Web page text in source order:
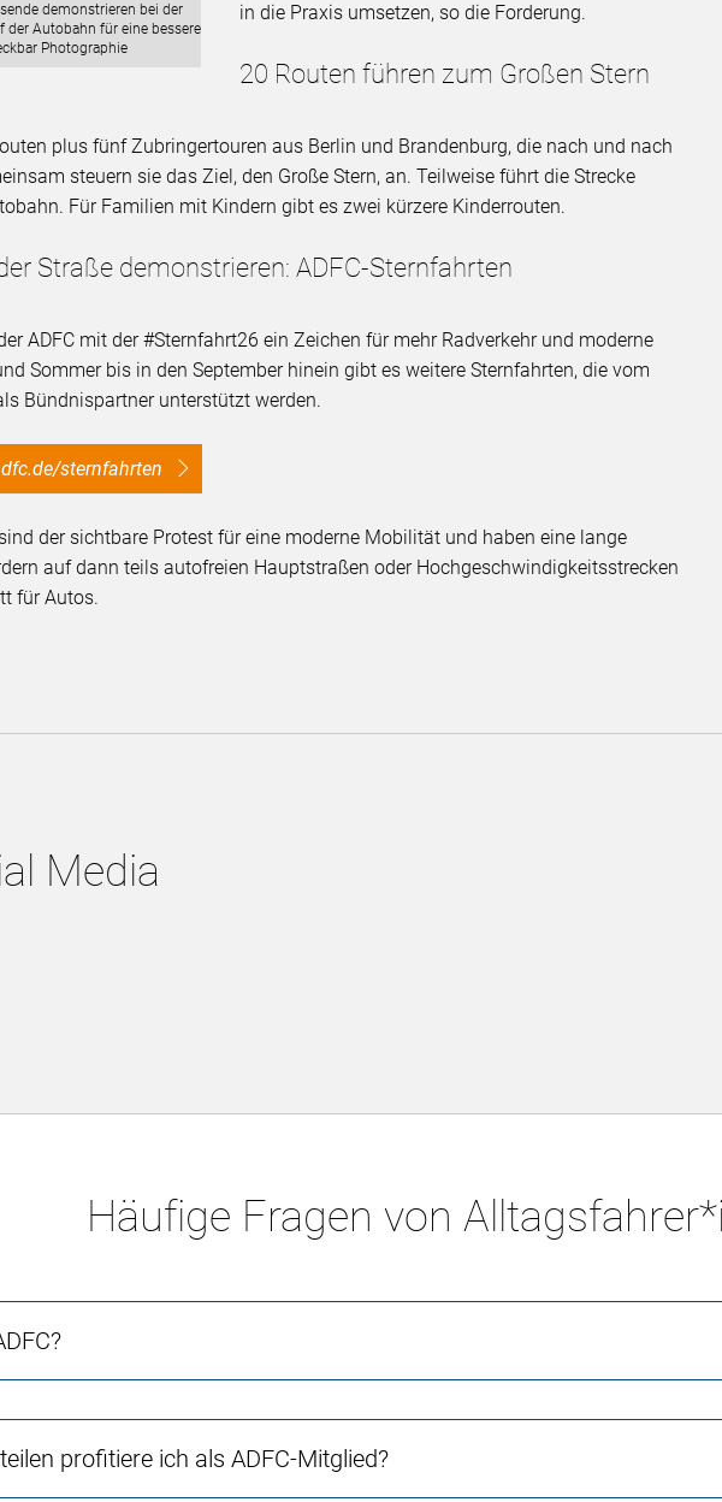
demonstrieren bei der
der Autobahn für eine bessere
Photographie
in die Praxis umsetzen, so die Forderung.
20 Routen führen zum Großen Stern
plus fünf Zubringertouren aus Berlin und Brandenburg, die nach und nach
steuern sie das Ziel, den Große Stern, an. Teilweise führt die Strecke
Für Familien mit Kindern gibt es zwei kürzere Kinderrouten.
Straße demonstrieren: ADFC-Sternfahrten
ADFC mit der #Sternfahrt26 ein Zeichen für mehr Radverkehr und moderne
Sommer bis in den September hinein gibt es weitere Sternfahrten, die vom
Bündnispartner unterstützt werden.
sternfahrten
der sichtbare Protest für eine moderne Mobilität und haben eine lange
auf dann teils autofreien Hauptstraßen oder Hochgeschwindigkeitsstrecken
für Autos.
Media
Häufige Fragen von
profitiere ich als ADFC-Mitglied?